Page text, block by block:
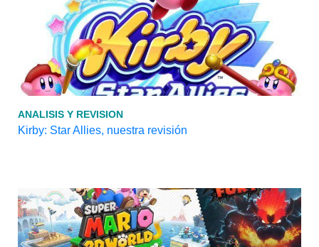
ANALISIS Y REVISION
Kirby: Star Allies, nuestra revisión